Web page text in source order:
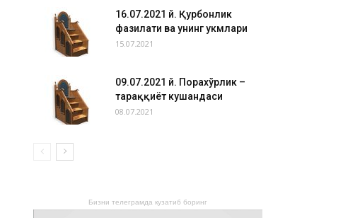
16.07.2021 й. Қурбонлик
фазилати ва унинг ҳукмлари
15.07.2021
09.07.2021 й. Порахўрлик –
тараққиёт кушандаси
08.07.2021
Бизни телеграмда кузатиб боринг